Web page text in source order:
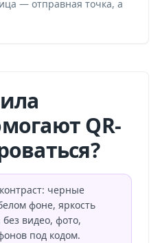
— отправная точка, а
QR-
черные
фоне, яркость
видео, фото,
под кодом.